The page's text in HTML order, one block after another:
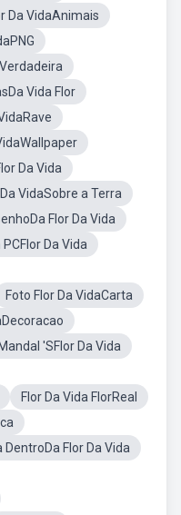
Da VidaAnimais
Vida Flor
Da Vida
VidaSobre a Terra
Flor Da Vida
Da Vida
Foto Flor Da VidaCarta
Mandal 'SFlor Da Vida
Flor Da Vida FlorReal
DentroDa Flor Da Vida